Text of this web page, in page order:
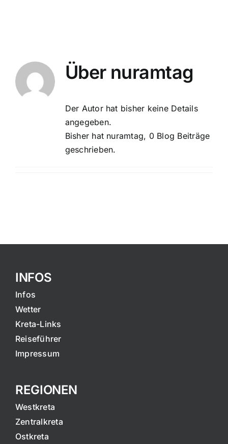
Über nuramtag
Der Autor hat bisher keine Details
angegeben.
Bisher hat nuramtag, 0 Blog Beiträge
geschrieben.
INFOS
Infos
Wetter
Kreta-Links
Reiseführer
Impressum
REGIONEN
Westkreta
Zentralkreta
Ostkreta